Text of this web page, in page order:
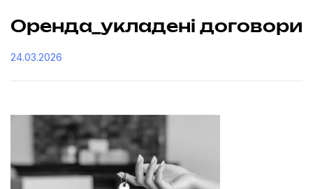
Оренда_укладені договори
24.03.2026